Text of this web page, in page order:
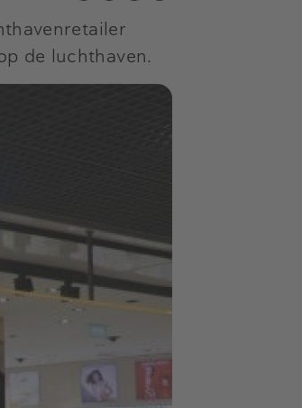
de luchthaven.